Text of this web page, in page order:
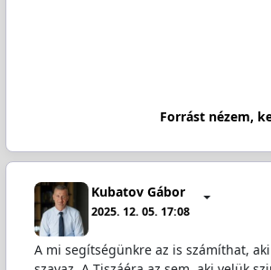
Forrást nézem,
Kubatov Gábor
2025. 12. 05. 17:08
A mi segítségünkre az is számíthat,